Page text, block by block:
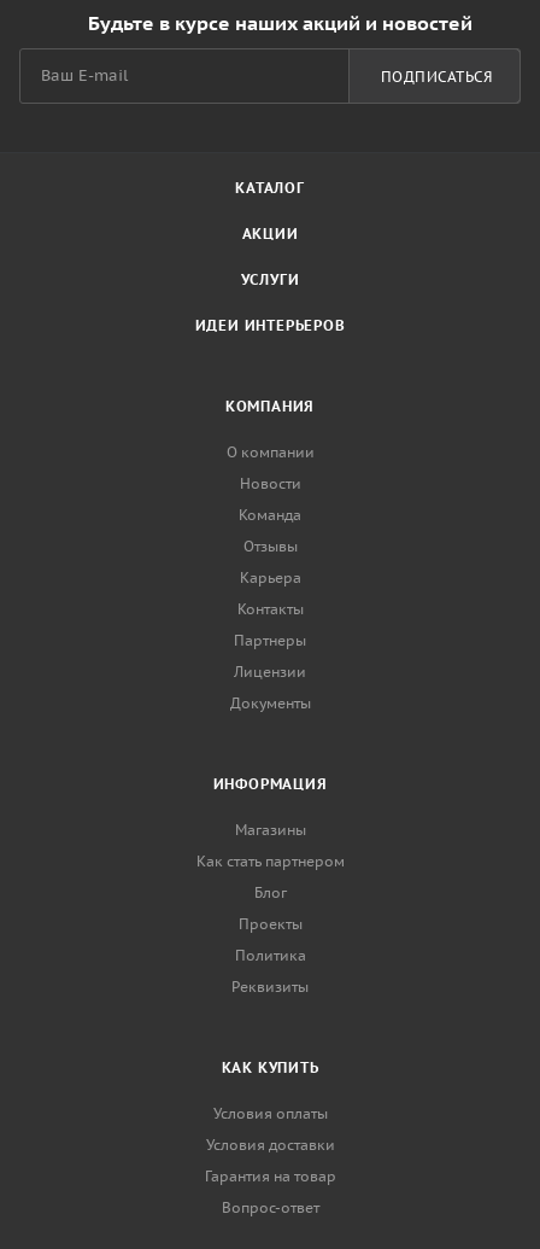
Будьте в курсе наших акций и новостей
ПОДПИСАТЬСЯ
КАТАЛОГ
АКЦИИ
УСЛУГИ
ИДЕИ ИНТЕРЬЕРОВ
КОМПАНИЯ
О компании
Новости
Команда
Отзывы
Карьера
Контакты
Партнеры
Лицензии
Документы
ИНФОРМАЦИЯ
Магазины
Как стать партнером
Блог
Проекты
Политика
Реквизиты
КАК КУПИТЬ
Условия оплаты
Условия доставки
Гарантия на товар
Вопрос-ответ